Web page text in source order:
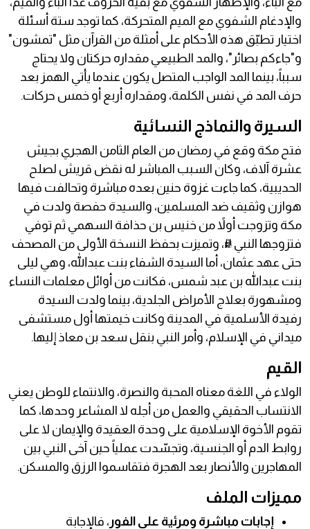
والإدغام الشفوي مع الميم المتحركة، كما توجد ستة أسئلة
اختيار تطبّق هذه الأحكام على أمثلة من القرآن مثل "تمشون"
و"جاءكم بصائر"، والمد الطبيعي مقداره حركتان ولا يحتاج
سبباً، بينما المد الواجب المتصل يكون عندما يأتي الهمز بعد
حرف المد في نفس الكلمة، ومقداره أربع أو خمس حركات.
السيرة والنماذج النسائية
فتح مكة وقع في رمضان من العام الثامن الهجري بجيش
عشرة آلاف، وكان السبب المباشر له نقض قريش لصلح
الحديبية، كما جاءت غزوة حنين بعده مباشرة وتحالفت فيها
هوازن وثقيف ضد المسلمين، والسيدة حفصة ولدت في
مكة وتزوجت أولاً من خنيس بن حذافة السهمي ثم توفي
فتزوجها النبي ﷺ، وتميزت بحفظ النسخة الأولى من المصحف
حتى عهد عثمان، أما السيدة الشفاء بنت عبدالله، وهي ليلى
بنت عبدالله بن عبد شمس، فكانت من أوائل معلمات النساء
ومشهورة بعلاج الأمراض الجلدية، بينما ولدت السيدة
رفيدة الأسلمية في المدينة وكانت خيمتها أول مستشفى
ميداني في الإسلام، وأمر النبي بنقل سعد بن معاذ إليها.
القيم
الولاء في اللغة معناه المحبة والنصرة، والانتماء للوطن يعني
الانتساب الحقيقي والعمل من أجله لا المشاعر وحدها، كما
تقوم الأخوة الإسلامية على وحدة العقيدة والإيمان لا على
روابط الدم أو الجنسية، وتجسّدت عملياً حين آخى النبي بين
المهاجرين والأنصار بعد الهجرة فتقاسموا الرزق والمسكن.
مميزات الملف
إجابات مباشرة ومرئية على الفور ، فالإجابة